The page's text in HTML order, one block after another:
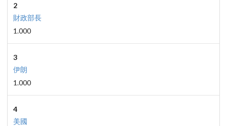
2
財政部長
1.000
3
伊朗
1.000
4
美國